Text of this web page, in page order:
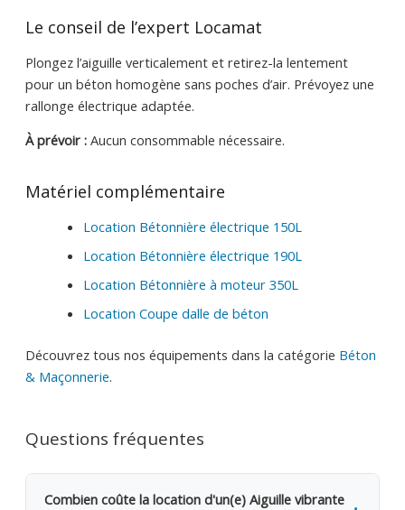
Le conseil de l’expert Locamat
Plongez l’aiguille verticalement et retirez-la lentement
pour un béton homogène sans poches d’air. Prévoyez une
rallonge électrique adaptée.
À prévoir :Aucun consommable nécessaire.
Matériel complémentaire
Location Bétonnière électrique 150L
Location Bétonnière électrique 190L
Location Bétonnière à moteur 350L
Location Coupe dalle de béton
Découvrez tous nos équipements dans la catégorie Béton
& Maçonnerie.
Questions fréquentes
Combien coûte la location d'un(e) Aiguille vibrante